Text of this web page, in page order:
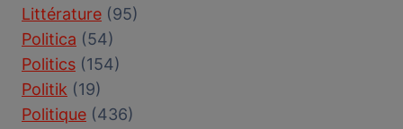
Littérature (95)
Politica (54)
Politics (154)
Politik (19)
Politique (436)